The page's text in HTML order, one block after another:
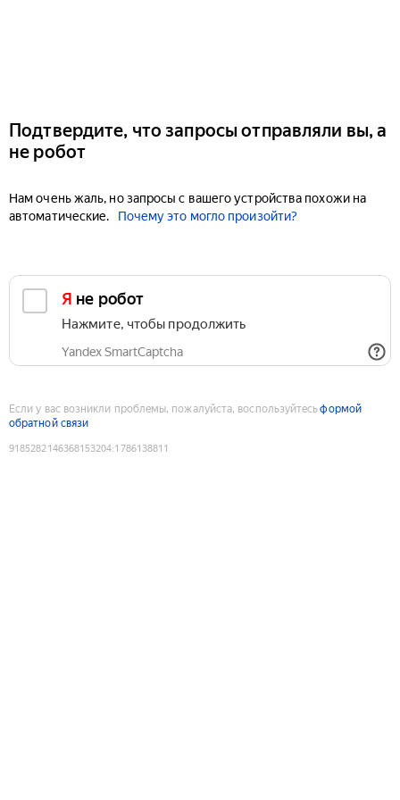
Подтвердите, что запросы отправляли вы, а
не робот
Нам очень жаль, но запросы с вашего устройства похожи на
автоматические.
Почему это могло произойти?
Я не робот
Нажмите, чтобы продолжить
Yandex SmartCaptcha
Если у вас возникли проблемы, пожалуйста, воспользуйтесьформой
обратной связи
9185282146368153204:1786138811